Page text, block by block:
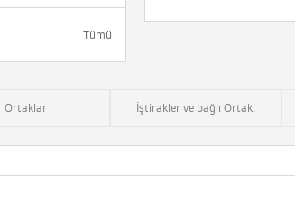
Tümü
Ortaklar İştirakler ve bağlı Ortak.